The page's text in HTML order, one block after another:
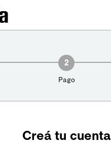
2
Pago
Creá tu cuenta